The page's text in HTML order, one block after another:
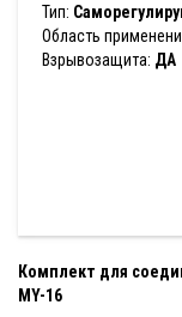
Тип:
Область
Взрывозащита: ДА
Комплект для
MY-16